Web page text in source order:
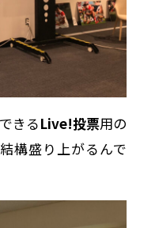
きるLive!投票用の
構盛り上がるんで